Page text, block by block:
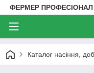
ФЕРМЕР ПРОФЕСІОНАЛ
Каталог насіння,